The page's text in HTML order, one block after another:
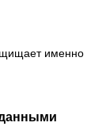
именно